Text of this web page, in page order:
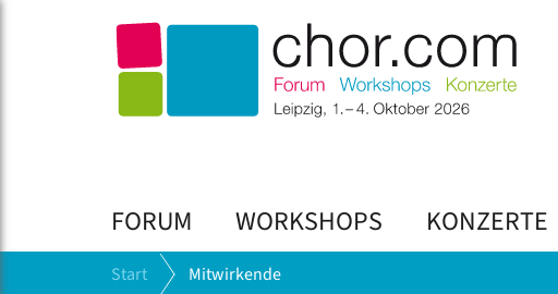
FORUM WORKSHOPS KONZERTE
Start Mitwirkende